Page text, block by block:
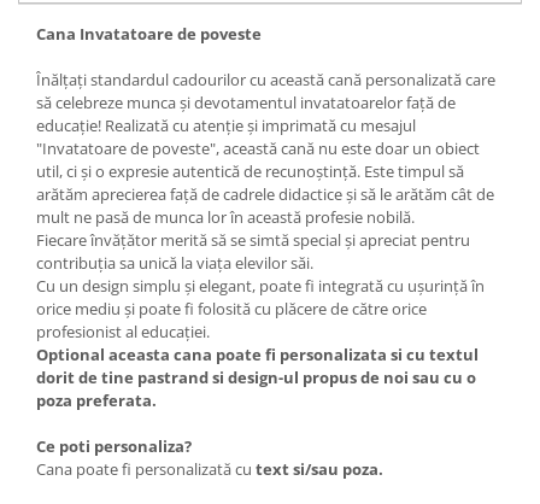
Cana Invatatoare de poveste
Înălțați standardul cadourilor cu această cană personalizată care
să celebreze munca și devotamentul invatatoarelor față de
educație! Realizată cu atenție și imprimată cu mesajul
"Invatatoare de poveste", această cană nu este doar un obiect
util, ci și o expresie autentică de recunoștință. Este timpul să
arătăm aprecierea față de cadrele didactice și să le arătăm cât de
mult ne pasă de munca lor în această profesie nobilă.
Fiecare învățător merită să se simtă special și apreciat pentru
contribuția sa unică la viața elevilor săi.
Cu un design simplu și elegant, poate fi integrată cu ușurință în
orice mediu și poate fi folosită cu plăcere de către orice
profesionist al educației.
Optional aceasta cana poate fi personalizata si cu textul
dorit de tine pastrand si design-ul propus de noi sau cu o
poza preferata.
Ce poti personaliza?
Cana poate fi personalizată cu text si/sau poza.